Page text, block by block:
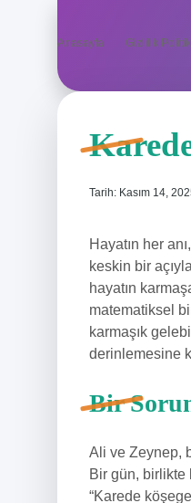
Anasayfa Gizlilik
Tarih: Kasım 14,
Hayatın her
keskin bir
hayatın
matematiksel
karmaşık
derinlemesine
Bir
Ali ve Zeynep,
Bir gün, birlikte
“Karede